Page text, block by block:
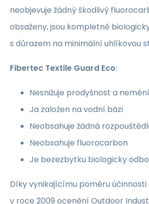
neobjevuje žádný škodlivý
obsaženy, jsou kompletně
s důrazem na minimální uhlíkovou
Fibertec Textile Guard Eco:
Nesnižuje prodyšnost a
Ja založen na vodní bázi
Neobsahuje žádná
Neobsahuje fluorocarbon
Je bezezbytku biologicky
Díky vynikajícímu poměru
v roce 2009 ocenění Outdoor